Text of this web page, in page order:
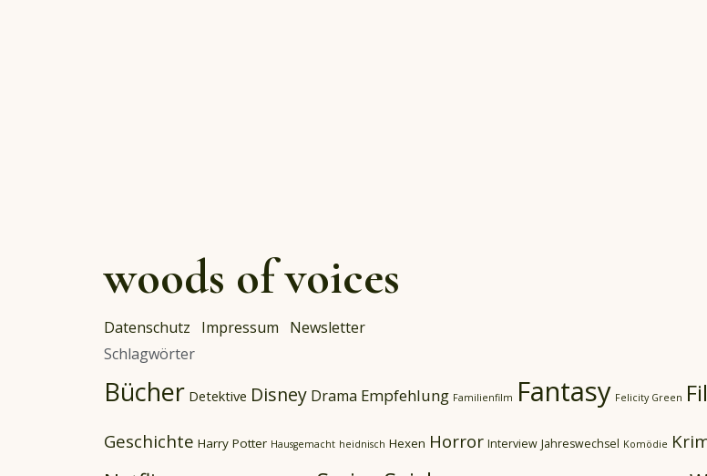
woods of voices
Datenschutz Impressum
Newsletter
Schlagwörter
Bücher Detektive Disney Drama Empfehlung Familienfilm Fantasy Felicity Green
Geschichte Harry Potter Hausgemacht heidnisch Hexen Horror Interview Jahreswechsel Komödie